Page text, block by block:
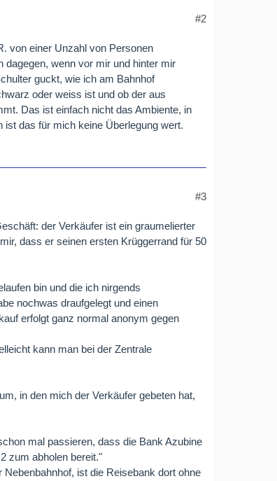
#2
von einer Unzahl von Personen
wenn vor mir und hinter mir
guckt, wie ich am Bahnhof
oder weiss ist und ob der aus
Das ist einfach nicht das Ambiente, in
das für mich keine Überlegung wert.
#3
der Verkäufer ist ein graumelierter
dass er seinen ersten Krüggerrand für 50
bin und die ich nirgends
nochwas draufgelegt und einen
erfolgt ganz normal anonym gegen
kann man bei der Zentrale
in den mich der Verkäufer gebeten hat,
mal passieren, dass die Bank Azubine
zum abholen bereit."
ist die Reisebank dort ohne